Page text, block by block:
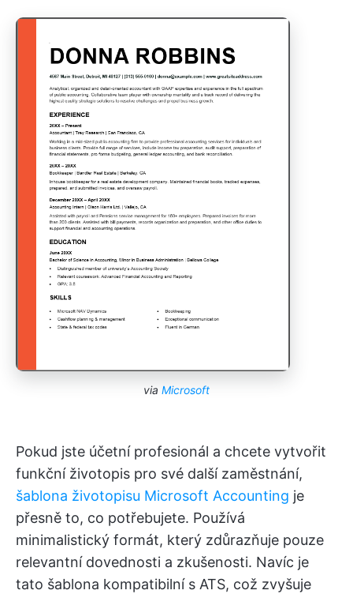
via Microsoft
Pokud jste účetní profesionál a chcete vytvořit
funkční životopis pro své další zaměstnání,
šablona životopisu Microsoft Accounting je
přesně to, co potřebujete. Používá
minimalistický formát, který zdůrazňuje pouze
relevantní dovednosti a zkušenosti. Navíc je
tato šablona kompatibilní s ATS, což zvyšuje